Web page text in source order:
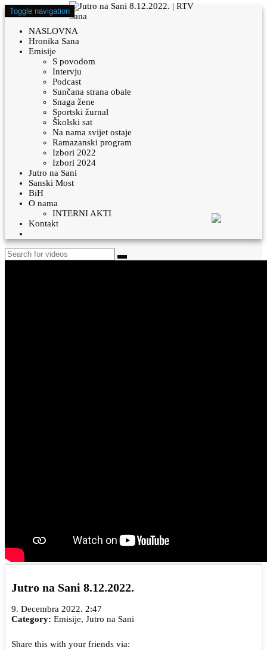
Toggle navigation
NASLOVNA
Hronika Sana
Emisije
S povodom
Intervju
Podcast
Sunčana strana obale
Snaga žene
Sportski žurnal
Školski sat
Na nama svijet ostaje
Ramazanski program
Izbori 2022
Izbori 2024
Jutro na Sani
Sanski Most
BiH
O nama
INTERNI AKTI
Kontakt
Jutro na Sani 8.12.2022.
9. Decembra 2022. 2:47
Category: Emisije, Jutro na Sani
Share this with your friends via: